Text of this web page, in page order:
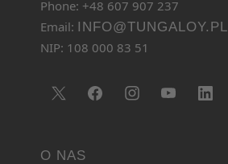
Phone: +48 607 907 237
Email: INFO@TUNGALOY.PL
NIP: 108 000 83 51
O NAS